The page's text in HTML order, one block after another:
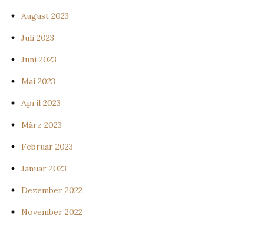
August 2023
Juli 2023
Juni 2023
Mai 2023
April 2023
März 2023
Februar 2023
Januar 2023
Dezember 2022
November 2022